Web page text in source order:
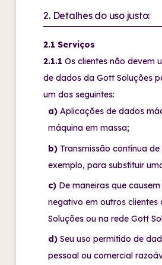
2. Detalhes do uso justo:
2.1 Serviços
2.1.1 Os clientes não devem
de dados da Gott Soluções
um dos seguintes:
a) Aplicações de dados
máquina em massa;
b) Transmissão contínua
exemplo, para substituir
c) De maneiras que
negativo em outros clientes
Soluções ou na rede Gott
d) Seu uso permitido de
pessoal ou comercial